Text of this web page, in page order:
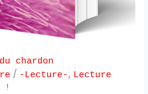
chardon
/ -Lecture-, Lecture
!